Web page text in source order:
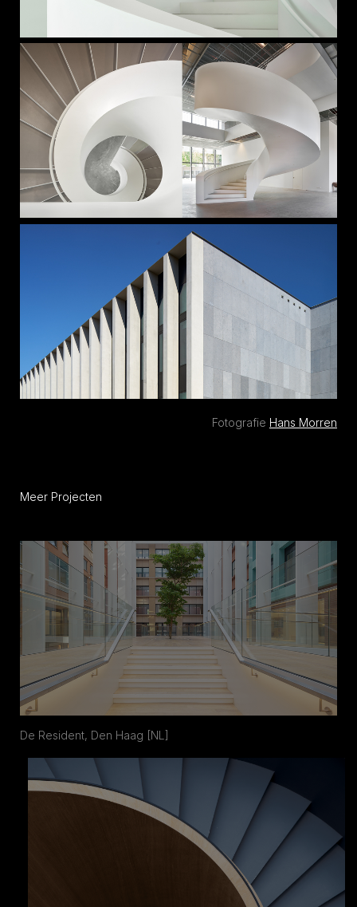
Fotografie Hans Morren
Meer Projecten
De Resident, Den Haag [NL]